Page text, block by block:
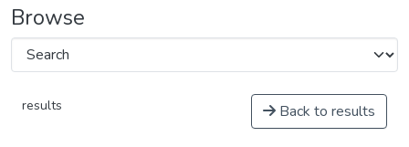
Browse
results Back to results